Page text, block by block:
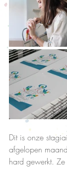
Dit is onze
afgelopen
hard gewerkt.